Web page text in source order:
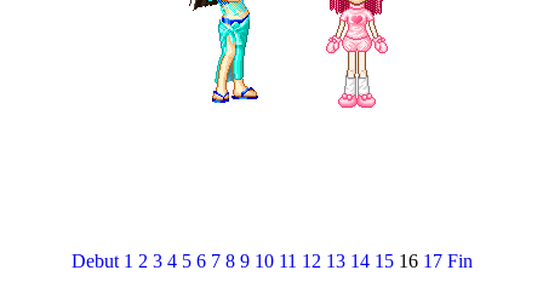
Debut 1 2 3 4 5 6 7 8 9 10 11 12 13 14 15 16 17 Fin